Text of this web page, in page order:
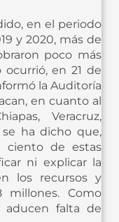
en el periodo
y 2020, más de
poco más
ocurrió, en 21 de
la Auditoría
en cuanto al
Veracruz,
se ha dicho que,
ciento de estas
ni explicar la
los recursos y
Como
aducen falta de